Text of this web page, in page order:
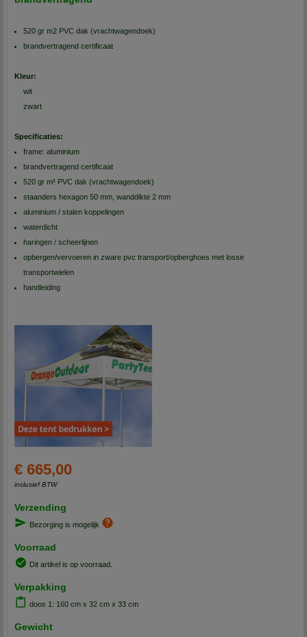
520 gr m2 PVC dak (vrachtwagendoek)
brandvertragend certificaat
Kleur:
wit
zwart
Specificaties:
frame: aluminium
brandvertragend certificaat
520 gr m² PVC dak (vrachtwagendoek)
staanders hexagon 50 mm, wanddikte 2 mm
aluminium / stalen koppelingen
waterdicht
haringen / scheerlijnen
opbergen/vervoeren in zware pvc transport/opberghoes met losse
transportwielen
handleiding
€ 665,00
inclusief BTW
Verzending
Bezorging is mogelijk
Voorraad
Dit artikel is op voorraad.
Verpakking
doos 1: 160 cm x 32 cm x 33 cm
Gewicht